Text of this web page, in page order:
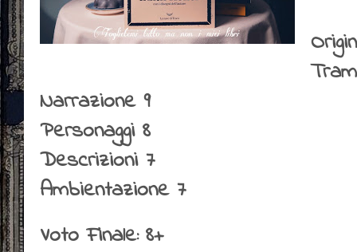
Narrazione 9
Personaggi 8
Descrizioni 7
Ambientazione 7
Voto Finale: 8+